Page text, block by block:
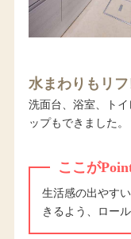
水まわりもリフ
洗面台、浴室、ト
ップもできました。
ここが
生活感の出やす
きるよう、ロー